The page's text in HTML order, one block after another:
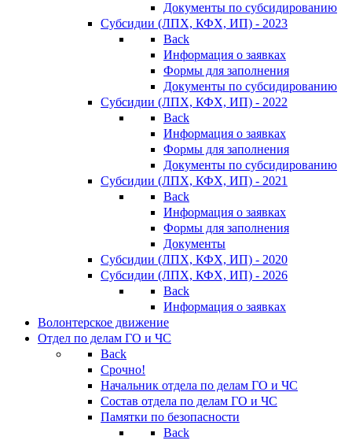
Документы по субсидированию
Субсидии (ЛПХ, КФХ, ИП) - 2023
Back
Информация о заявках
Формы для заполнения
Документы по субсидированию
Субсидии (ЛПХ, КФХ, ИП) - 2022
Back
Информация о заявках
Формы для заполнения
Документы по субсидированию
Субсидии (ЛПХ, КФХ, ИП) - 2021
Back
Информация о заявках
Формы для заполнения
Документы
Субсидии (ЛПХ, КФХ, ИП) - 2020
Субсидии (ЛПХ, КФХ, ИП) - 2026
Back
Информация о заявках
Волонтерское движение
Отдел по делам ГО и ЧС
Back
Срочно!
Начальник отдела по делам ГО и ЧС
Состав отдела по делам ГО и ЧС
Памятки по безопасности
Back